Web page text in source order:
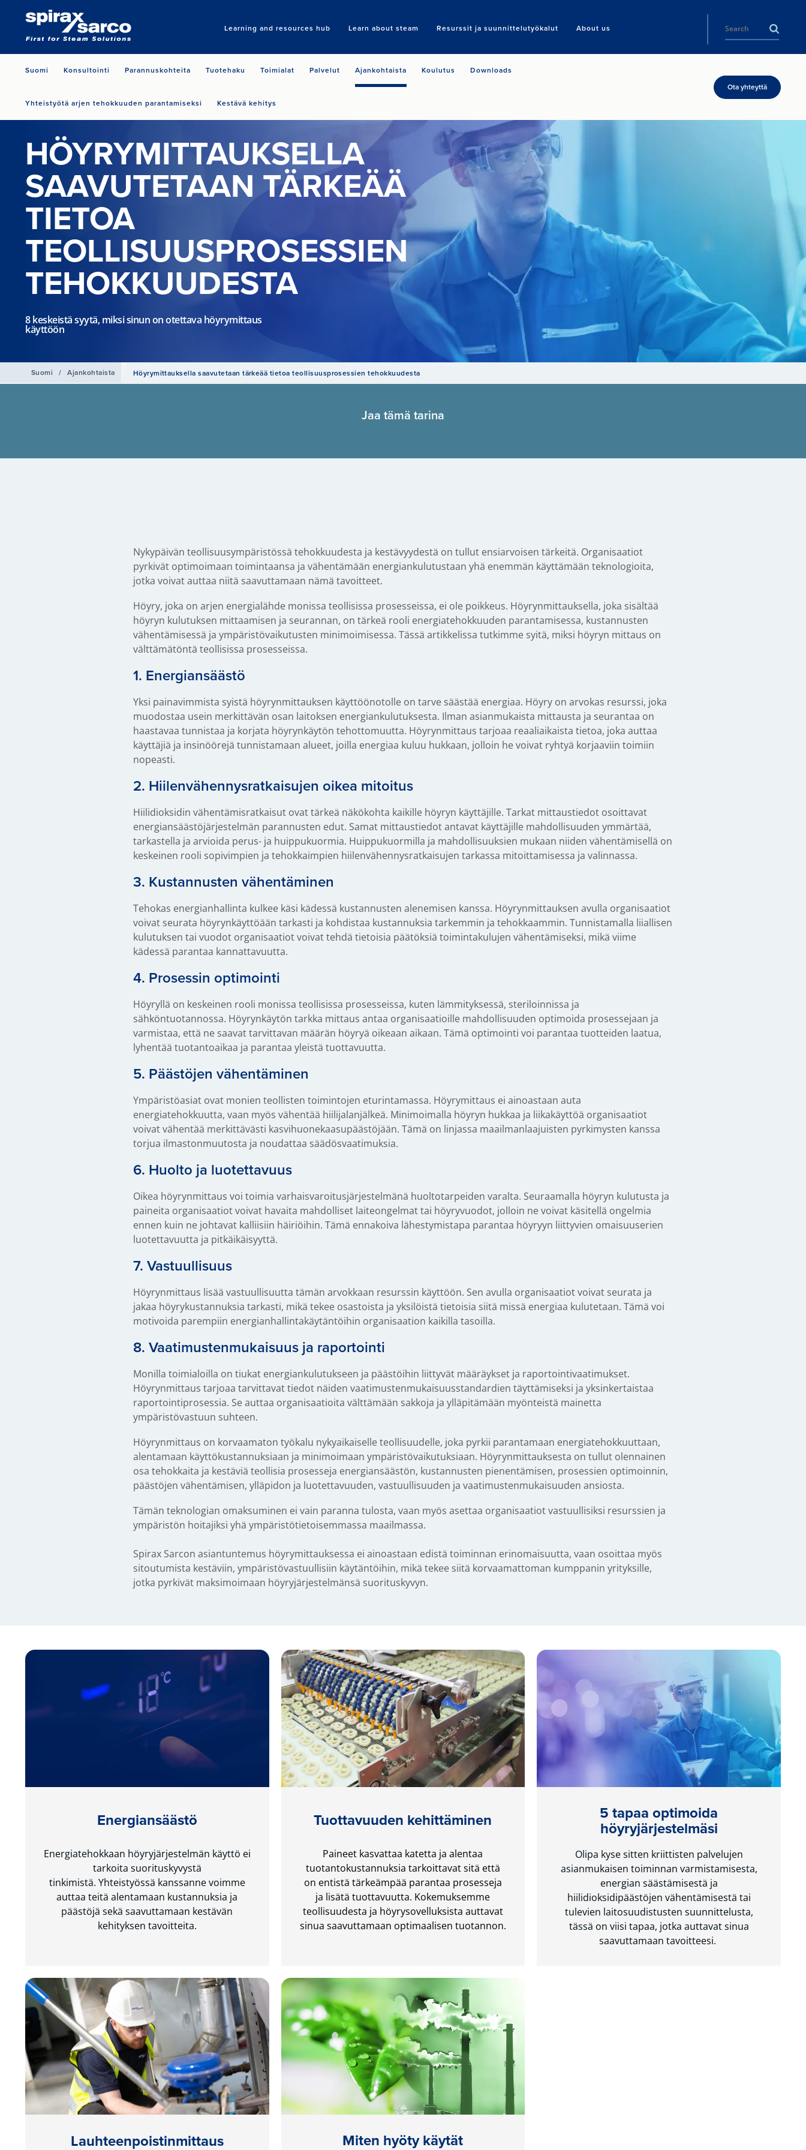
Learning and resources hub Learn about steam Resurssit ja suunnittelutyökalut About us
Search
Suomi Konsultointi Parannuskohteita Tuotehaku Toimialat Palvelut Ajankohtaista Koulutus Downloads
Yhteistyötä arjen tehokkuuden parantamiseksi Kestävä kehitys
Ota yhteyttä
HÖYRYMITTAUKSELLA
SAAVUTETAAN TÄRKEÄÄ
TIETOA
TEOLLISUUSPROSESSIEN
TEHOKKUUDESTA
8 keskeistä syytä, miksi sinun on otettava höyrymittaus
käyttöön
Suomi / Ajankohtaista Höyrymittauksella saavutetaan tärkeää tietoa teollisuusprosessien tehokkuudesta
Jaa tämä tarina
Nykypäivän teollisuusympäristössä tehokkuudesta ja kestävyydestä on tullut ensiarvoisen tärkeitä. Organisaatiot
pyrkivät optimoimaan toimintaansa ja vähentämään energiankulutustaan yhä enemmän käyttämään teknologioita,
jotka voivat auttaa niitä saavuttamaan nämä tavoitteet.
Höyry, joka on arjen energialähde monissa teollisissa prosesseissa, ei ole poikkeus. Höyrynmittauksella, joka sisältää
höyryn kulutuksen mittaamisen ja seurannan, on tärkeä rooli energiatehokkuuden parantamisessa, kustannusten
vähentämisessä ja ympäristövaikutusten minimoimisessa. Tässä artikkelissa tutkimme syitä, miksi höyryn mittaus on
välttämätöntä teollisissa prosesseissa.
1. Energiansäästö
Yksi painavimmista syistä höyrynmittauksen käyttöönotolle on tarve säästää energiaa. Höyry on arvokas resurssi, joka
muodostaa usein merkittävän osan laitoksen energiankulutuksesta. Ilman asianmukaista mittausta ja seurantaa on
haastavaa tunnistaa ja korjata höyrynkäytön tehottomuutta. Höyrynmittaus tarjoaa reaaliaikaista tietoa, joka auttaa
käyttäjiä ja insinöörejä tunnistamaan alueet, joilla energiaa kuluu hukkaan, jolloin he voivat ryhtyä korjaaviin toimiin
nopeasti.
2. Hiilenvähennysratkaisujen oikea mitoitus
Hiilidioksidin vähentämisratkaisut ovat tärkeä näkökohta kaikille höyryn käyttäjille. Tarkat mittaustiedot osoittavat
energiansäästöjärjestelmän parannusten edut. Samat mittaustiedot antavat käyttäjille mahdollisuuden ymmärtää,
tarkastella ja arvioida perus- ja huippukuormia. Huippukuormilla ja mahdollisuuksien mukaan niiden vähentämisellä on
keskeinen rooli sopivimpien ja tehokkaimpien hiilenvähennysratkaisujen tarkassa mitoittamisessa ja valinnassa.
3. Kustannusten vähentäminen
Tehokas energianhallinta kulkee käsi kädessä kustannusten alenemisen kanssa. Höyrynmittauksen avulla organisaatiot
voivat seurata höyrynkäyttöään tarkasti ja kohdistaa kustannuksia tarkemmin ja tehokkaammin. Tunnistamalla liiallisen
kulutuksen tai vuodot organisaatiot voivat tehdä tietoisia päätöksiä toimintakulujen vähentämiseksi, mikä viime
kädessä parantaa kannattavuutta.
4. Prosessin optimointi
Höyryllä on keskeinen rooli monissa teollisissa prosesseissa, kuten lämmityksessä, steriloinnissa ja
sähköntuotannossa. Höyrynkäytön tarkka mittaus antaa organisaatioille mahdollisuuden optimoida prosessejaan ja
varmistaa, että ne saavat tarvittavan määrän höyryä oikeaan aikaan. Tämä optimointi voi parantaa tuotteiden laatua,
lyhentää tuotantoaikaa ja parantaa yleistä tuottavuutta.
5. Päästöjen vähentäminen
Ympäristöasiat ovat monien teollisten toimintojen eturintamassa. Höyrymittaus ei ainoastaan auta
energiatehokkuutta, vaan myös vähentää hiilijalanjälkeä. Minimoimalla höyryn hukkaa ja liikakäyttöä organisaatiot
voivat vähentää merkittävästi kasvihuonekaasupäästöjään. Tämä on linjassa maailmanlaajuisten pyrkimysten kanssa
torjua ilmastonmuutosta ja noudattaa säädösvaatimuksia.
6. Huolto ja luotettavuus
Oikea höyrynmittaus voi toimia varhaisvaroitusjärjestelmänä huoltotarpeiden varalta. Seuraamalla höyryn kulutusta ja
paineita organisaatiot voivat havaita mahdolliset laiteongelmat tai höyryvuodot, jolloin ne voivat käsitellä ongelmia
ennen kuin ne johtavat kalliisiin häiriöihin. Tämä ennakoiva lähestymistapa parantaa höyryyn liittyvien omaisuuserien
luotettavuutta ja pitkäikäisyyttä.
7. Vastuullisuus
Höyrynmittaus lisää vastuullisuutta tämän arvokkaan resurssin käyttöön. Sen avulla organisaatiot voivat seurata ja
jakaa höyrykustannuksia tarkasti, mikä tekee osastoista ja yksilöistä tietoisia siitä missä energiaa kulutetaan. Tämä voi
motivoida parempiin energianhallintakäytäntöihin organisaation kaikilla tasoilla.
8. Vaatimustenmukaisuus ja raportointi
Monilla toimialoilla on tiukat energiankulutukseen ja päästöihin liittyvät määräykset ja raportointivaatimukset.
Höyrynmittaus tarjoaa tarvittavat tiedot näiden vaatimustenmukaisuusstandardien täyttämiseksi ja yksinkertaistaa
raportointiprosessia. Se auttaa organisaatioita välttämään sakkoja ja ylläpitämään myönteistä mainetta
ympäristövastuun suhteen.
Höyrynmittaus on korvaamaton työkalu nykyaikaiselle teollisuudelle, joka pyrkii parantamaan energiatehokkuuttaan,
alentamaan käyttökustannuksiaan ja minimoimaan ympäristövaikutuksiaan. Höyrynmittauksesta on tullut olennainen
osa tehokkaita ja kestäviä teollisia prosesseja energiansäästön, kustannusten pienentämisen, prosessien optimoinnin,
päästöjen vähentämisen, ylläpidon ja luotettavuuden, vastuullisuuden ja vaatimustenmukaisuuden ansiosta.
Tämän teknologian omaksuminen ei vain paranna tulosta, vaan myös asettaa organisaatiot vastuullisiksi resurssien ja
ympäristön hoitajiksi yhä ympäristötietoisemmassa maailmassa.
Spirax Sarcon asiantuntemus höyrymittauksessa ei ainoastaan edistä toiminnan erinomaisuutta, vaan osoittaa myös
sitoutumista kestäviin, ympäristövastuullisiin käytäntöihin, mikä tekee siitä korvaamattoman kumppanin yrityksille,
jotka pyrkivät maksimoimaan höyryjärjestelmänsä suorituskyvyn.
Energiansäästö
Energiatehokkaan höyryjärjestelmän käyttö ei
tarkoita suorituskyvystä
tinkimistä. Yhteistyössä kanssanne voimme
auttaa teitä alentamaan kustannuksia ja
päästöjä sekä saavuttamaan kestävän
kehityksen tavoitteita.
Tuottavuuden kehittäminen
Paineet kasvattaa katetta ja alentaa
tuotantokustannuksia tarkoittavat sitä että
on entistä tärkeämpää parantaa prosesseja
ja lisätä tuottavuutta. Kokemuksemme
teollisuudesta ja höyrysovelluksista auttavat
sinua saavuttamaan optimaalisen tuotannon.
5 tapaa optimoida
höyryjärjestelmäsi
Olipa kyse sitten kriittisten palvelujen
asianmukaisen toiminnan varmistamisesta,
energian säästämisestä ja
hiilidioksidipäästöjen vähentämisestä tai
tulevien laitosuudistusten suunnittelusta,
tässä on viisi tapaa, jotka auttavat sinua
saavuttamaan tavoitteesi.
Lauhteenpoistinmittaus Miten hyöty käytät